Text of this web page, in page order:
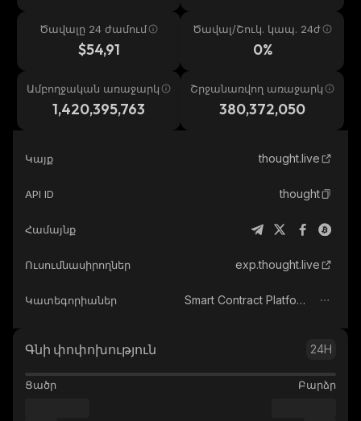
Ծավալը 24 ժամում
$54,91
Ծավալ/Շուկ. կապ. 24ժ
0%
Ամբողջական առաջարկ
1,420,395,763
Շրջանառվող առաջարկ
380,372,050
Կայք thought.live
API ID thought
Համայնք
Ուսումնասիրողներ exp.thought.live
Կատեգորիաներ Smart Contract Platform
Գնի փոփոխություն 24H
Ցածր Բարձր